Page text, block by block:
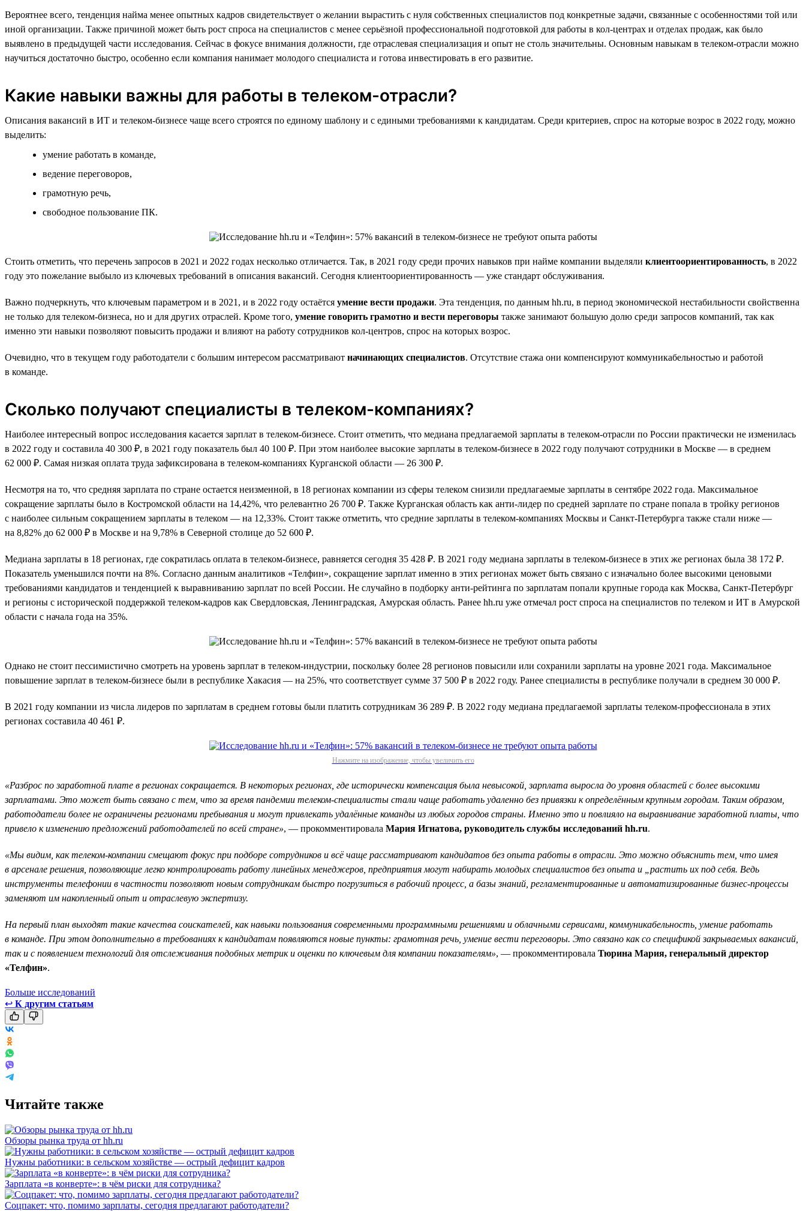
Вероятнее всего, тенденция найма менее опытных кадров свидетельствует о желании вырастить с нуля собственных специалистов под конкретные задачи, связанные с особенностями той или
иной организации. Также причиной может быть рост спроса на специалистов с менее серьёзной профессиональной подготовкой для работы в кол-центрах и отделах продаж, как было
выявлено в предыдущей части исследования. Сейчас в фокусе внимания должности, где отраслевая специализация и опыт не столь значительны. Основным навыкам в телеком-отрасли можно
научиться достаточно быстро, особенно если компания нанимает молодого специалиста и готова инвестировать в его развитие.
Какие навыки важны для работы в телеком-отрасли?
Описания вакансий в ИТ и телеком-бизнесе чаще всего строятся по единому шаблону и с едиными требованиями к кандидатам. Среди критериев, спрос на которые возрос в 2022 году, можно
выделить:
умение работать в команде,
ведение переговоров,
грамотную речь,
свободное пользование ПК.
Стоить отметить, что перечень запросов в 2021 и 2022 годах несколько отличается. Так, в 2021 году среди прочих навыков при найме компании выделяли клиентоориентированность, в 2022
году это пожелание выбыло из ключевых требований в описания вакансий. Сегодня клиентоориентированность — уже стандарт обслуживания.
Важно подчеркнуть, что ключевым параметром и в 2021, и в 2022 году остаётся умение вести продажи. Эта тенденция, по данным hh.ru, в период экономической нестабильности свойственна
не только для телеком-бизнеса, но и для других отраслей. Кроме того, умение говорить грамотно и вести переговоры также занимают большую долю среди запросов компаний, так как
именно эти навыки позволяют повысить продажи и влияют на работу сотрудников кол-центров, спрос на которых возрос.
Очевидно, что в текущем году работодатели с большим интересом рассматривают начинающих специалистов. Отсутствие стажа они компенсируют коммуникабельностью и работой
в команде.
Сколько получают специалисты в телеком-компаниях?
Наиболее интересный вопрос исследования касается зарплат в телеком-бизнесе. Стоит отметить, что медиана предлагаемой зарплаты в телеком-отрасли по России практически не изменилась
в 2022 году и составила 40 300 ₽, в 2021 году показатель был 40 100 ₽. При этом наиболее высокие зарплаты в телеком-бизнесе в 2022 году получают сотрудники в Москве — в среднем
62 000 ₽. Самая низкая оплата труда зафиксирована в телеком-компаниях Курганской области — 26 300 ₽.
Несмотря на то, что средняя зарплата по стране остается неизменной, в 18 регионах компании из сферы телеком снизили предлагаемые зарплаты в сентябре 2022 года. Максимальное
сокращение зарплаты было в Костромской области на 14,42%, что релевантно 26 700 ₽. Также Курганская область как анти-лидер по средней зарплате по стране попала в тройку регионов
с наиболее сильным сокращением зарплаты в телеком — на 12,33%. Стоит также отметить, что средние зарплаты в телеком-компаниях Москвы и Санкт-Петербурга также стали ниже —
на 8,82% до 62 000 ₽ в Москве и на 9,78% в Северной столице до 52 600 ₽.
Медиана зарплаты в 18 регионах, где сократилась оплата в телеком-бизнесе, равняется сегодня 35 428 ₽. В 2021 году медиана зарплаты в телеком-бизнесе в этих же регионах была 38 172 ₽.
Показатель уменьшился почти на 8%. Согласно данным аналитиков «Телфин», сокращение зарплат именно в этих регионах может быть связано с изначально более высокими ценовыми
требованиями кандидатов и тенденцией к выравниванию зарплат по всей России. Не случайно в подборку анти-рейтинга по зарплатам попали крупные города как Москва, Санкт-Петербург
и регионы с исторической поддержкой телеком-кадров как Свердловская, Ленинградская, Амурская область. Ранее hh.ru уже отмечал рост спроса на специалистов по телеком и ИТ в Амурской
области с начала года на 35%.
Однако не стоит пессимистично смотреть на уровень зарплат в телеком-индустрии, поскольку более 28 регионов повысили или сохранили зарплаты на уровне 2021 года. Максимальное
повышение зарплат в телеком-бизнесе были в республике Хакасия — на 25%, что соответствует сумме 37 500 ₽ в 2022 году. Ранее специалисты в республике получали в среднем 30 000 ₽.
В 2021 году компании из числа лидеров по зарплатам в среднем готовы были платить сотрудникам 36 289 ₽. В 2022 году медиана предлагаемой зарплаты телеком-профессионала в этих
регионах составила 40 461 ₽.
Нажмите на изображение, чтобы увеличить его
«Разброс по заработной плате в регионах сокращается. В некоторых регионах, где исторически компенсация была невысокой, зарплата выросла до уровня областей с более высокими
зарплатами. Это может быть связано с тем, что за время пандемии телеком-специалисты стали чаще работать удаленно без привязки к определённым крупным городам. Таким образом,
работодатели более не ограничены регионами пребывания и могут привлекать удалённые команды из любых городов страны. Именно это и повлияло на выравнивание заработной платы, что
привело к изменению предложений работодателей по всей стране», — прокомментировала Мария Игнатова, руководитель службы исследований hh.ru.
«Мы видим, как телеком-компании смещают фокус при подборе сотрудников и всё чаще рассматривают кандидатов без опыта работы в отрасли. Это можно объяснить тем, что имея
в арсенале решения, позволяющие легко контролировать работу линейных менеджеров, предприятия могут набирать молодых специалистов без опыта и „растить их под себя. Ведь
инструменты телефонии в частности позволяют новым сотрудникам быстро погрузиться в рабочий процесс, а базы знаний, регламентированные и автоматизированные бизнес-процессы
заменяют им накопленный опыт и отраслевую экспертизу.
На первый план выходят такие качества соискателей, как навыки пользования современными программными решениями и облачными сервисами, коммуникабельность, умение работать
в команде. При этом дополнительно в требованиях к кандидатам появляются новые пункты: грамотная речь, умение вести переговоры. Это связано как со спецификой закрываемых вакансий,
так и с появлением технологий для отслеживания подобных метрик и оценки по ключевым для компании показателям», — прокомментировала Тюрина Мария, генеральный директор
«Телфин».
Больше исследований
↩ К другим статьям
Читайте также
Обзоры рынка труда от hh.ru
Нужны работники: в сельском хозяйстве — острый дефицит кадров
Зарплата «в конверте»: в чём риски для сотрудника?
Соцпакет: что, помимо зарплаты, сегодня предлагают работодатели?